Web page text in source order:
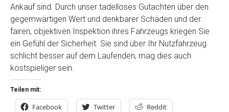
Ankauf sind. Durch unser tadelloses Gutachten über den
gegemwärtigen Wert und denkbarer Schäden und der
fairen, objektiven Inspektion ihres Fahrzeugs kriegen Sie
ein Gefühl der Sicherheit. Sie sind über Ihr Nutzfahrzeug
schlicht besser auf dem Laufenden, mag dies auch
kostspieliger sein.
Teilen mit:
Facebook Twitter Reddit